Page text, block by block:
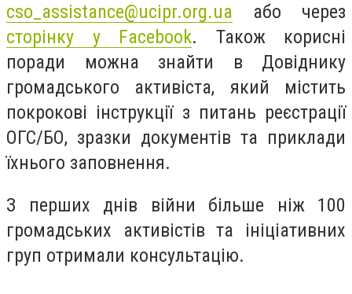
cso_assistance@ucipr.org.ua або через
сторінку у Facebook. Також корисні
поради можна знайти в Довіднику
громадського активіста, який містить
покрокові інструкції з питань реєстрації
ОГС/БО, зразки документів та приклади
їхнього заповнення.
З перших днів війни більше ніж 100
громадських активістів та ініціативних
груп отримали консультацію.